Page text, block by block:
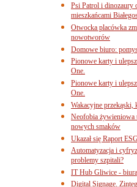
Psi Patrol i dinozaury
mieszkańcami
Otwocka placówka
nowotworów
Domowe biuro:
Pionowe karty i
One.
Pionowe karty i
One.
Wakacyjne przekąski,
Neofobia żywieniowa
nowych smaków
Ukazał się Raport
Automatyzacja i
problemy szpitali?
IT Hub Gliwice -
Digital Signage.